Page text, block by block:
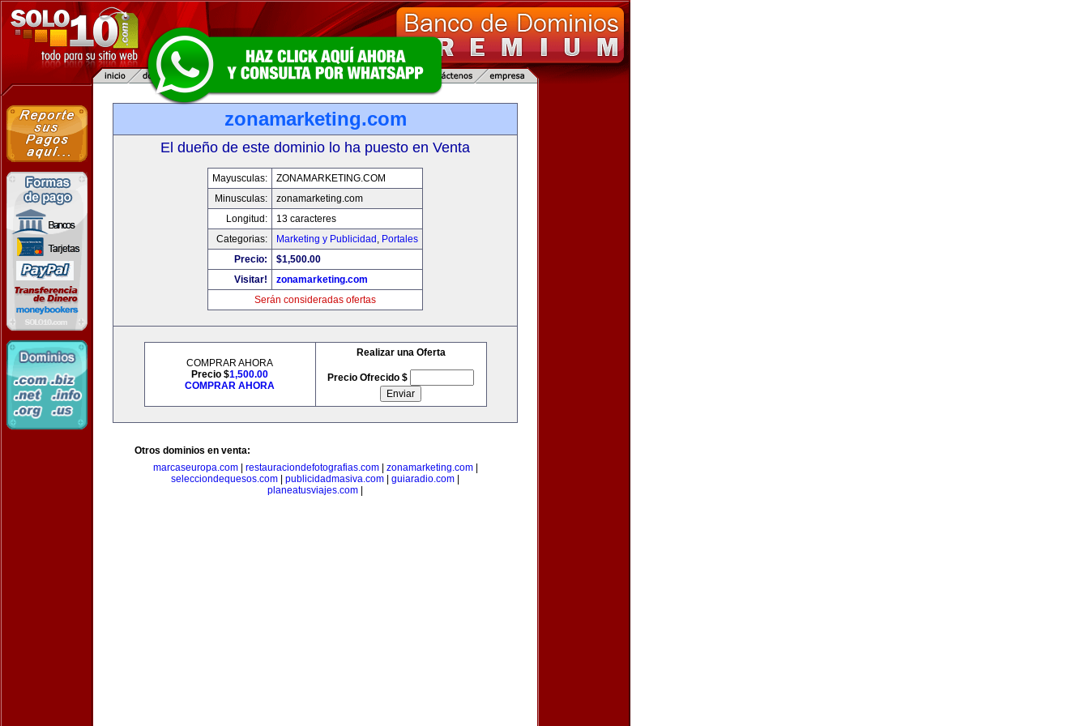
zonamarketing.com
El dueño de este dominio lo ha puesto en Venta
Mayusculas:
ZONAMARKETING.COM
Minusculas:
zonamarketing.com
Longitud:
13 caracteres
Categorias:
Marketing y Publicidad , Portales
Precio:
$1,500.00
Visitar!
zonamarketing.com
Serán consideradas ofertas
COMPRAR AHORA
Precio $1,500.00
COMPRAR AHORA
Realizar una Oferta
Precio Ofrecido $
Otros dominios en venta:
marcaseuropa.com| restauraciondefotografias.com| zonamarketing.com|
selecciondequesos.com
publicidadmasiva.com guiaradio.com
planeatusviajes.com